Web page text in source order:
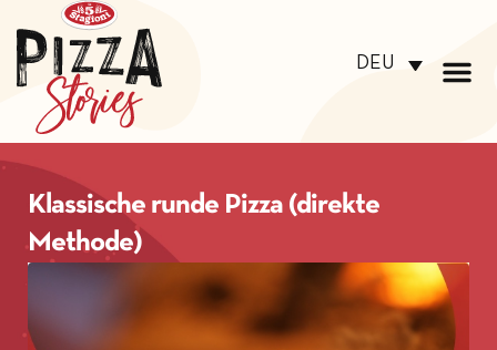
DEU
Klassische runde Pizza (direkte
Methode)